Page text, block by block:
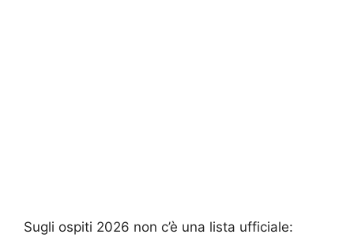
Sugli ospiti 2026 non c’è una lista ufficiale: